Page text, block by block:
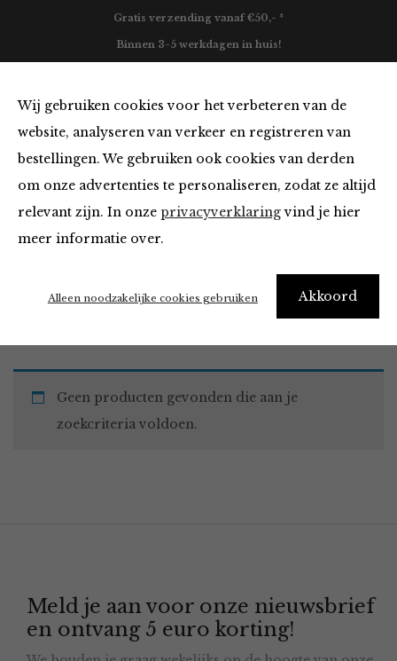
Wij gebruiken cookies voor het verbeteren van de
website, analyseren van verkeer en registreren van
bestellingen. We gebruiken ook cookies van derden
om onze advertenties te personaliseren, zodat ze altijd
relevant zijn. In onze privacyverklaringvind je hier
meer informatie over.
Akkoord
Alleen noodzakelijke cookies gebruiken
Gratis verzending vanaf €50,- *
Binnen 3-5 werkdagen in huis!
Must Haves
Home Winkel Accessoires Must Haves
Geen producten gevonden die aan je
zoekcriteria voldoen.
Meld je aan voor onze nieuwsbrief
en ontvang 5 euro korting!